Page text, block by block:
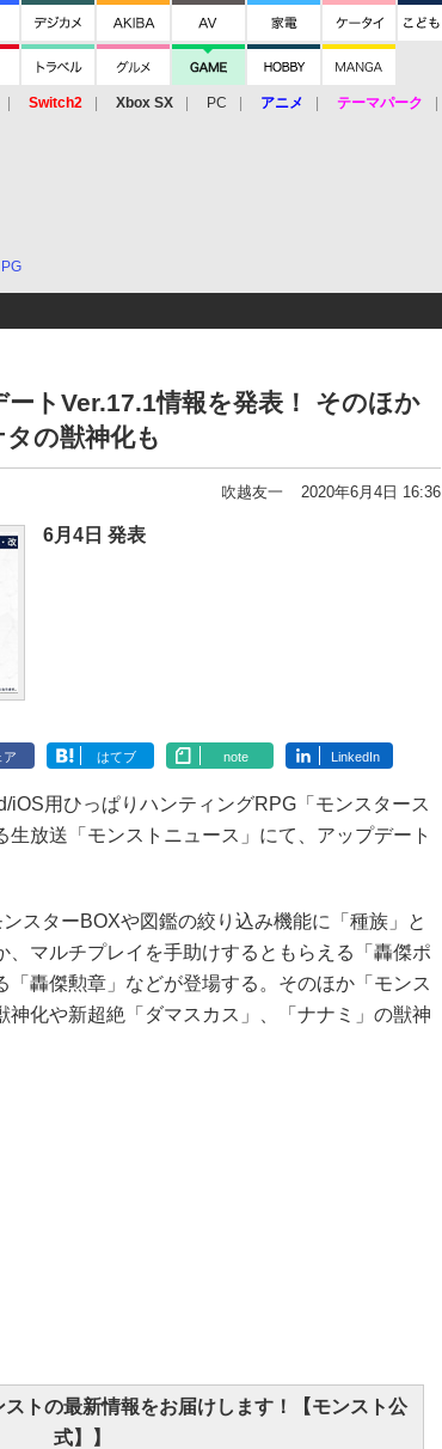
Switch2 Xbox SX PC アニメ テーマパーク
トVer.17.1情報を発表！ そのほか
の獣神化も
吹越友一 2020年6月4日 16:36
6月4日 発表
ア はてブ note LinkedIn
用ひっぱりハンティングRPG「モンスタース
放送「モンストニュース」にて、アップデート
スターBOXや図鑑の絞り込み機能に「種族」と
、マルチプレイを手助けするともらえる「轟傑ポ
轟傑勲章」などが登場する。そのほか「モンス
神化や新超絶「ダマスカス」、「ナナミ」の獣神
トの最新情報をお届けします！【モンスト公
式】】